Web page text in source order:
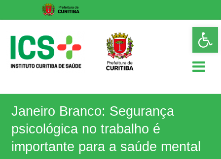
content
ICS
Instituto
de
Saúde
Janeiro Branco: Segurança
psicológica no trabalho é
importante para a saúde mental